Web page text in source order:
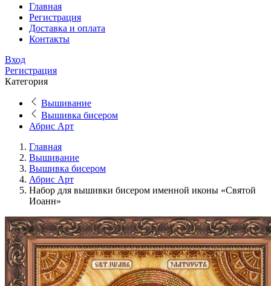
Главная
Регистрация
Доставка и оплата
Контакты
Вход
Регистрация
Категория
Вышивание
Вышивка бисером
Абрис Арт
Главная
Вышивание
Вышивка бисером
Абрис Арт
Набор для вышивки бисером именной иконы «Святой
Иоанн»